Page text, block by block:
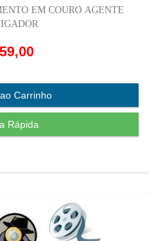
EM COURO AGENTE